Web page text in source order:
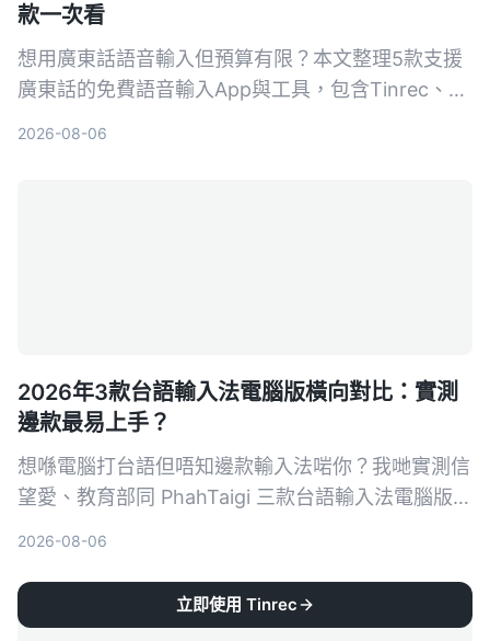
款一次看
想用廣東話語音輸入但預算有限？本文整理5款支援
廣東話的免費語音輸入App與工具，包含Tinrec、
2026-08-06
2026年3款台語輸入法電腦版橫向對比：實測
邊款最易上手？
想喺電腦打台語但唔知邊款輸入法啱你？我哋實測信
望愛、教育部同 PhahTaigi 三款台語輸入法電腦版，
2026-08-06
立即使用 Tinrec